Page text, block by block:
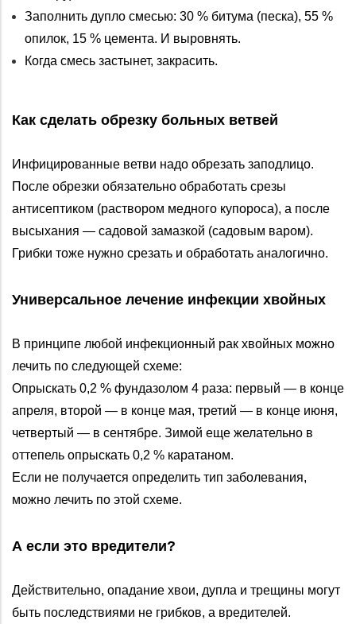
Заполнить дупло смесью: 30 % битума (песка), 55 %
опилок, 15 % цемента. И выровнять.
Когда смесь застынет, закрасить.
Как сделать обрезку больных ветвей
Инфицированные ветви надо обрезать заподлицо.
После обрезки обязательно обработать срезы
антисептиком (раствором медного купороса), а после
высыхания — садовой замазкой (садовым варом).
Грибки тоже нужно срезать и обработать аналогично.
Универсальное лечение инфекции хвойных
В принципе любой инфекционный рак хвойных можно
лечить по следующей схеме:
Опрыскать 0,2 % фундазолом 4 раза: первый — в конце
апреля, второй — в конце мая, третий — в конце июня,
четвертый — в сентябре. Зимой еще желательно в
оттепель опрыскать 0,2 % каратаном.
Если не получается определить тип заболевания,
можно лечить по этой схеме.
А если это вредители?
Действительно, опадание хвои, дупла и трещины могут
быть последствиями не грибков, а вредителей.